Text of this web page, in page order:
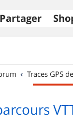
Partager
Traces GPS